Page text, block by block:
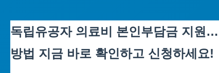
Skip
content
독립유공자 의료비 본인부담금 지원
방법 지금 바로 확인하고 신청하세요!